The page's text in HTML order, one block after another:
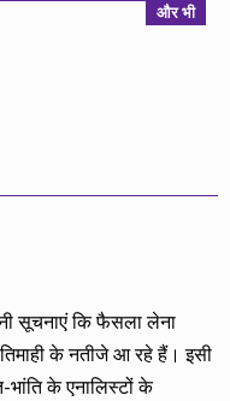
और भी
सूचनाएं कि फैसला लेना
के नतीजे आ रहे हैं। इसी
के एनालिस्टों के